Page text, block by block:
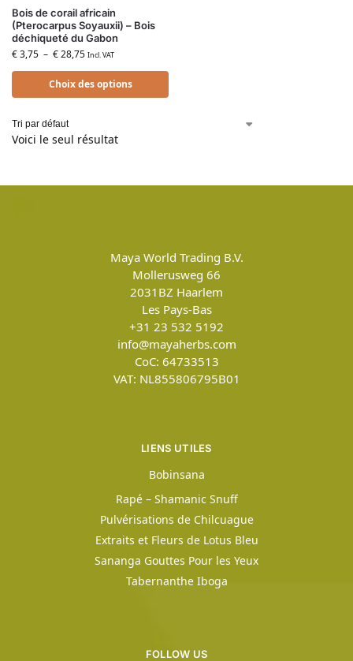
Bois de corail africain
(Pterocarpus Soyauxii) – Bois
déchiqueté du Gabon
€3,75 – €28,75 Incl. VAT
Choix des options
Voici le seul résultat
Maya World Trading B.V.
Mollerusweg 66
2031BZ Haarlem
Les Pays-Bas
+31 23 532 5192
info@mayaherbs.com
CoC: 64733513
VAT: NL855806795B01
LIENS UTILES
Bobinsana
Rapé – Shamanic Snuff
Pulvérisations de Chilcuague
Extraits et Fleurs de Lotus Bleu
Sananga Gouttes Pour les Yeux
Tabernanthe Iboga
FOLLOW US